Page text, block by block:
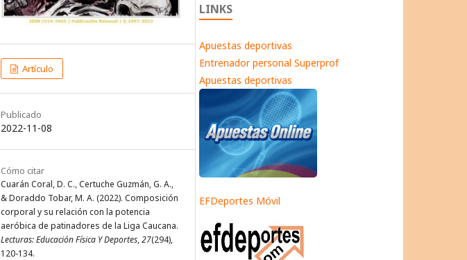
Artículo
Publicado
2022-11-08
Cómo citar
Cuarán Coral, D. C., Certuche Guzmán, G. A.,
& Doraddo Tobar, M. A. (2022). Composición
corporal y su relación con la potencia
aeróbica de patinadores de la Liga Caucana.
Lecturas: Educación Física Y Deportes,27(294),
120-134.
LINKS
Apuestas deportivas
Entrenador personal Superprof
Apuestas deportivas
EFDeportes Móvil